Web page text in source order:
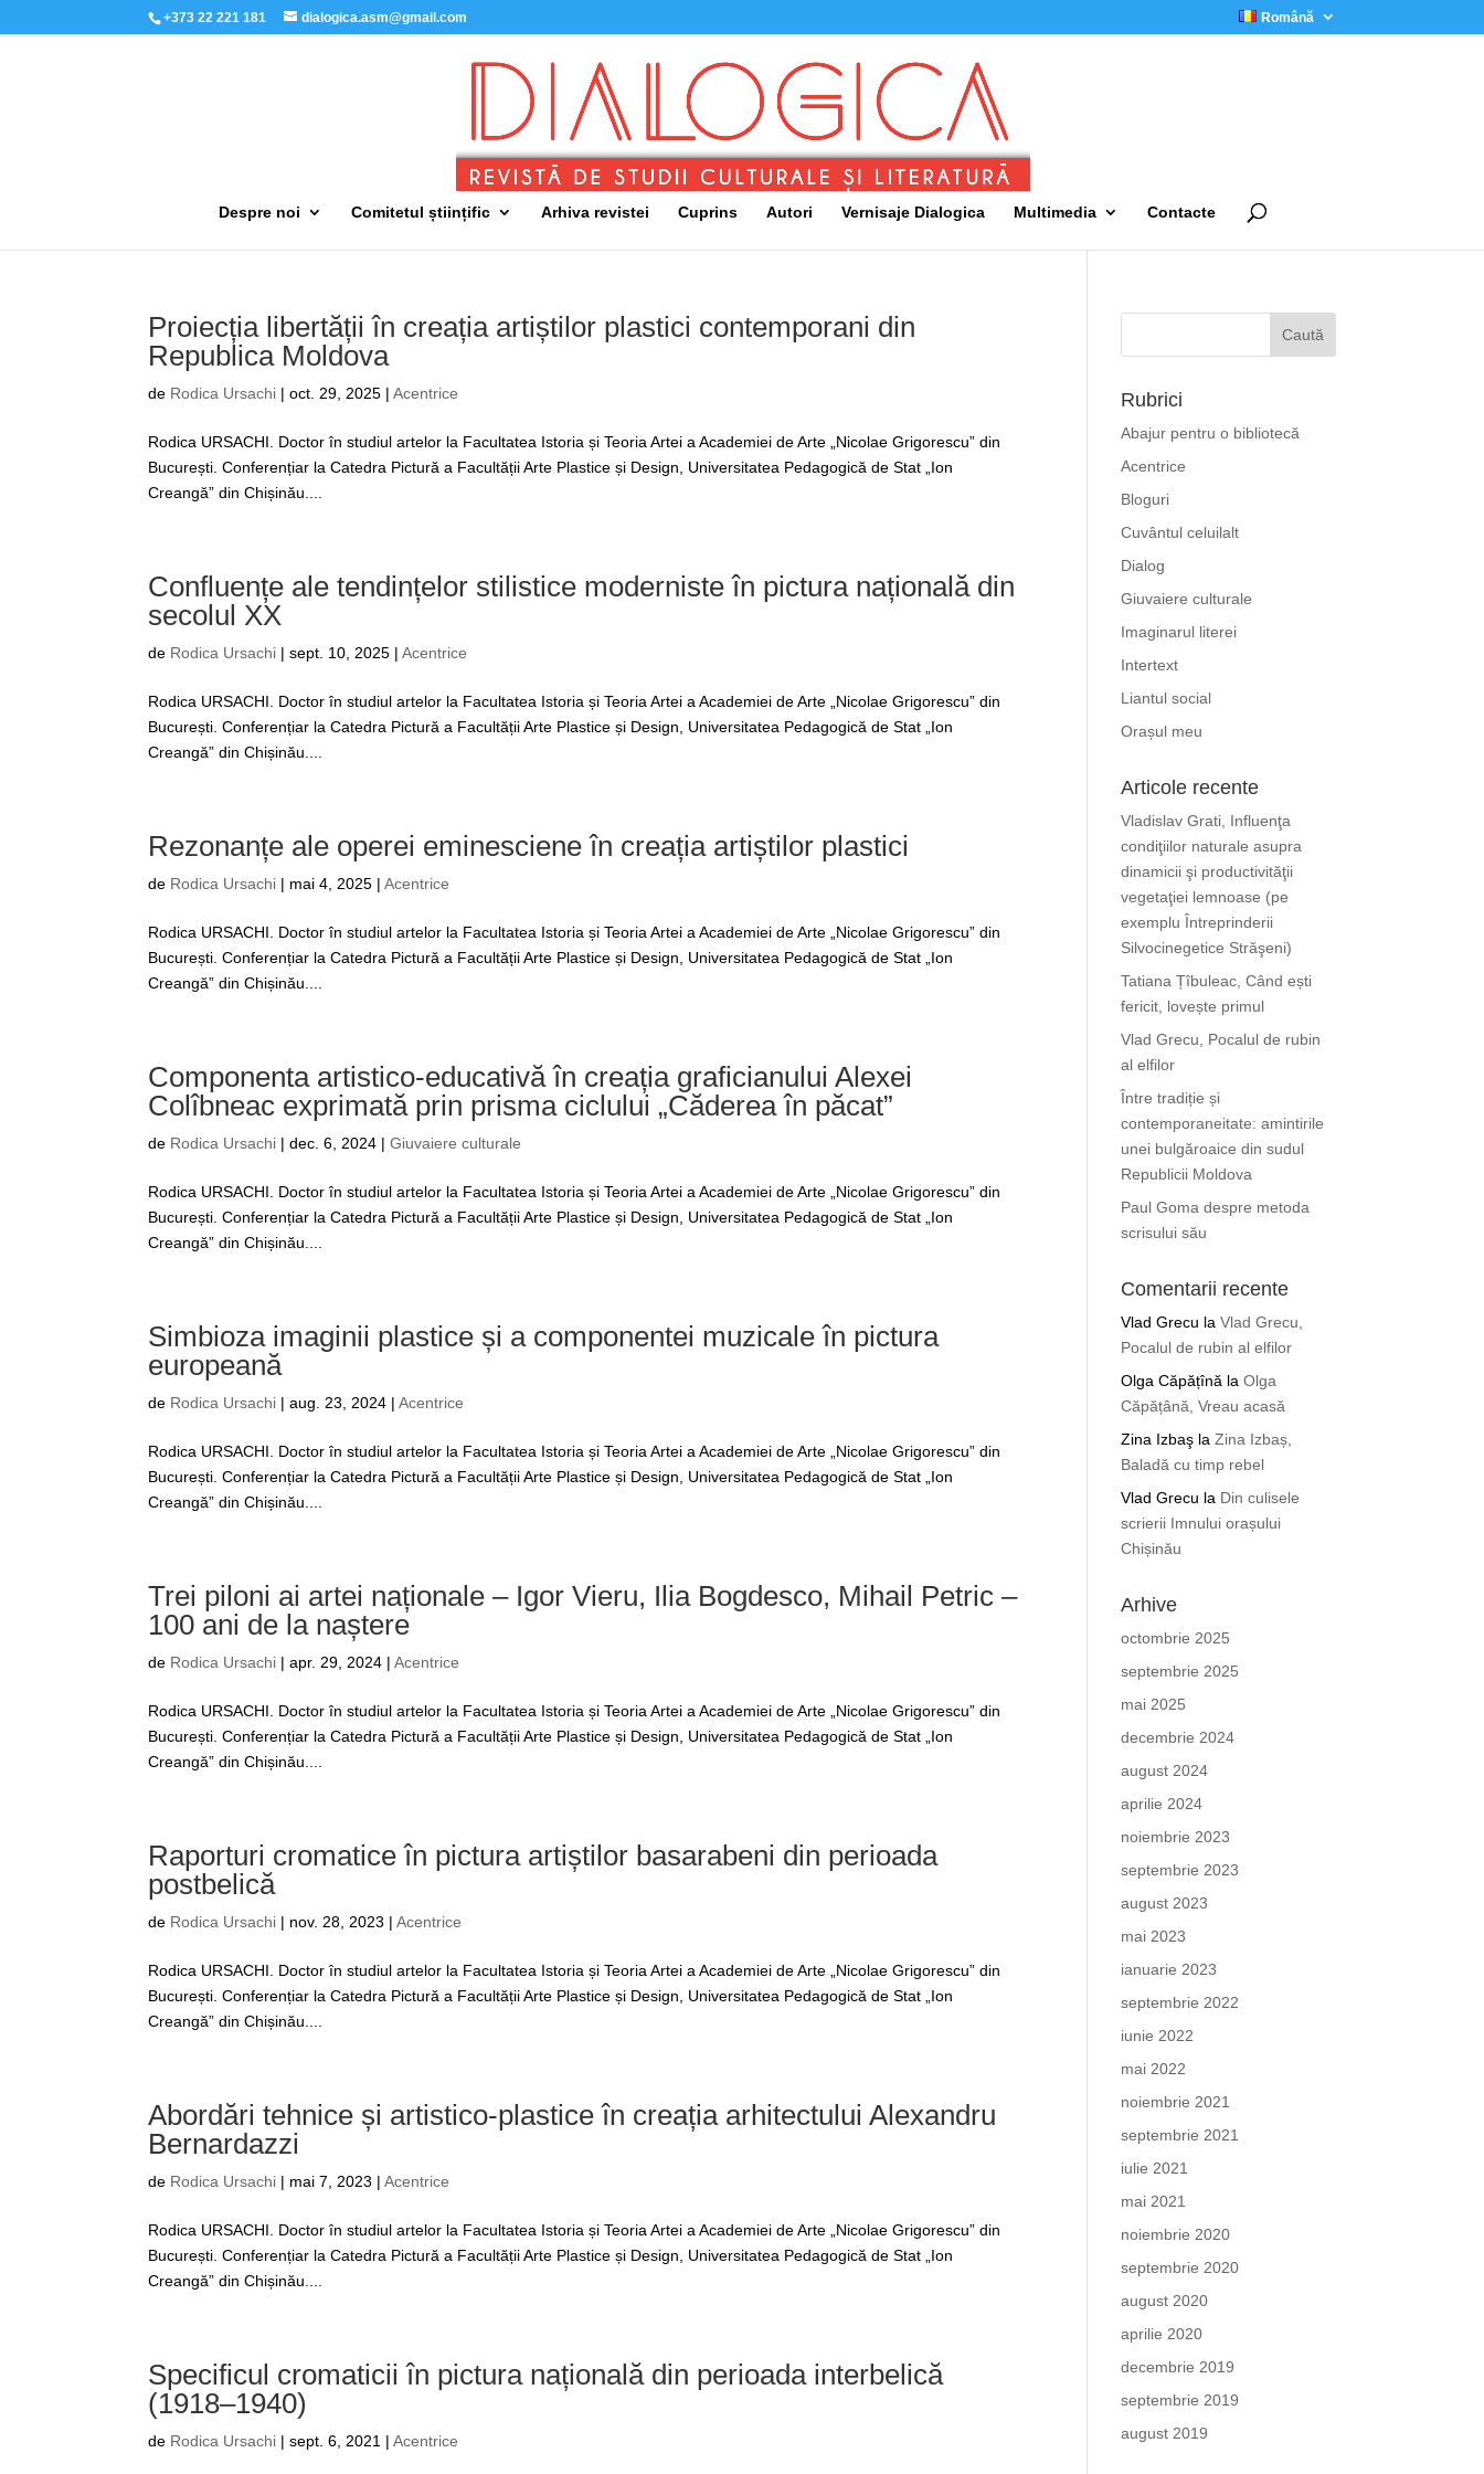
+373 22 221 181 dialogica.asm@gmail.com Română
Despre noi Comitetul științific Arhiva revistei Cuprins Autori Vernisaje Dialogica Multimedia Contacte
Proiecția libertății în creația artiștilor plastici contemporani din
Republica Moldova
de Rodica Ursachi |oct. 29, 2025 |Acentrice
Rodica URSACHI. Doctor în studiul artelor la Facultatea Istoria și Teoria Artei a Academiei de Arte „Nicolae Grigorescu” din
București. Conferențiar la Catedra Pictură a Facultății Arte Plastice și Design, Universitatea Pedagogică de Stat „Ion
Creangă” din Chișinău....
Confluențe ale tendințelor stilistice moderniste în pictura națională din
secolul XX
de Rodica Ursachi |sept. 10, 2025 |Acentrice
Rodica URSACHI. Doctor în studiul artelor la Facultatea Istoria și Teoria Artei a Academiei de Arte „Nicolae Grigorescu” din
București. Conferențiar la Catedra Pictură a Facultății Arte Plastice și Design, Universitatea Pedagogică de Stat „Ion
Creangă” din Chișinău....
Rezonanțe ale operei eminesciene în creația artiștilor plastici
de Rodica Ursachi | mai 4, 2025 |Acentrice
Rodica URSACHI. Doctor în studiul artelor la Facultatea Istoria și Teoria Artei a Academiei de Arte „Nicolae Grigorescu” din
București. Conferențiar la Catedra Pictură a Facultății Arte Plastice și Design, Universitatea Pedagogică de Stat „Ion
Creangă” din Chișinău....
Componenta artistico-educativă în creația graficianului Alexei
Colîbneac exprimată prin prisma ciclului „Căderea în păcat”
de Rodica Ursachi |dec. 6, 2024 |Giuvaiere culturale
Rodica URSACHI. Doctor în studiul artelor la Facultatea Istoria și Teoria Artei a Academiei de Arte „Nicolae Grigorescu” din
București. Conferențiar la Catedra Pictură a Facultății Arte Plastice și Design, Universitatea Pedagogică de Stat „Ion
Creangă” din Chișinău....
Simbioza imaginii plastice și a componentei muzicale în pictura
europeană
de Rodica Ursachi |aug. 23, 2024 |Acentrice
Rodica URSACHI. Doctor în studiul artelor la Facultatea Istoria și Teoria Artei a Academiei de Arte „Nicolae Grigorescu” din
București. Conferențiar la Catedra Pictură a Facultății Arte Plastice și Design, Universitatea Pedagogică de Stat „Ion
Creangă” din Chișinău....
Trei piloni ai artei naționale – Igor Vieru, Ilia Bogdesco, Mihail Petric –
100 ani de la naștere
de Rodica Ursachi |apr. 29, 2024 |Acentrice
Rodica URSACHI. Doctor în studiul artelor la Facultatea Istoria și Teoria Artei a Academiei de Arte „Nicolae Grigorescu” din
București. Conferențiar la Catedra Pictură a Facultății Arte Plastice și Design, Universitatea Pedagogică de Stat „Ion
Creangă” din Chișinău....
Raporturi cromatice în pictura artiștilor basarabeni din perioada
postbelică
de Rodica Ursachi | nov. 28, 2023 |Acentrice
Rodica URSACHI. Doctor în studiul artelor la Facultatea Istoria și Teoria Artei a Academiei de Arte „Nicolae Grigorescu” din
București. Conferențiar la Catedra Pictură a Facultății Arte Plastice și Design, Universitatea Pedagogică de Stat „Ion
Creangă” din Chișinău....
Abordări tehnice și artistico-plastice în creația arhitectului Alexandru
Bernardazzi
de Rodica Ursachi | mai 7, 2023 |Acentrice
Rodica URSACHI. Doctor în studiul artelor la Facultatea Istoria și Teoria Artei a Academiei de Arte „Nicolae Grigorescu” din
București. Conferențiar la Catedra Pictură a Facultății Arte Plastice și Design, Universitatea Pedagogică de Stat „Ion
Creangă” din Chișinău....
Specificul cromaticii în pictura națională din perioada interbelică
(1918–1940)
de Rodica Ursachi |sept. 6, 2021 |Acentrice
Rubrici
Abajur pentru o bibliotecă
Acentrice
Bloguri
Cuvântul celuilalt
Dialog
Giuvaiere culturale
Imaginarul literei
Intertext
Liantul social
Orașul meu
Articole recente
Vladislav Grati, Influenţa
condiţiilor naturale asupra
dinamicii şi productivităţii
vegetaţiei lemnoase (pe
exemplu Întreprinderii
Silvocinegetice Străşeni)
Tatiana Țîbuleac, Când ești
fericit, lovește primul
Vlad Grecu, Pocalul de rubin
al elfilor
Între tradiție și
contemporaneitate: amintirile
unei bulgăroaice din sudul
Republicii Moldova
Paul Goma despre metoda
scrisului său
Comentarii recente
Vlad Grecu laVlad Grecu,
Pocalul de rubin al elfilor
Olga Căpățînă laOlga
Căpățână, Vreau acasă
Zina Izbaş laZina Izbaș,
Baladă cu timp rebel
Vlad Grecu la Din culisele
scrierii Imnului orașului
Chișinău
Arhive
octombrie 2025
septembrie 2025
mai 2025
decembrie 2024
august 2024
aprilie 2024
noiembrie 2023
septembrie 2023
august 2023
mai 2023
ianuarie 2023
septembrie 2022
iunie 2022
mai 2022
noiembrie 2021
septembrie 2021
iulie 2021
mai 2021
noiembrie 2020
septembrie 2020
august 2020
aprilie 2020
decembrie 2019
septembrie 2019
august 2019